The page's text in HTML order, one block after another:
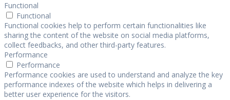
Functional
Functional
Functional cookies help to perform certain functionalities like
sharing the content of the website on social media platforms,
collect feedbacks, and other third-party features.
Performance
Performance
Performance cookies are used to understand and analyze the key
performance indexes of the website which helps in delivering a
better user experience for the visitors.